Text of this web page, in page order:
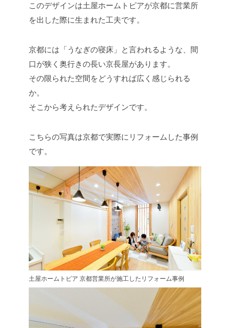
このデザインは土屋ホームトピアが京都に営業所
を出した際に生まれた工夫です。
京都には「うなぎの寝床」と言われるような、間
口が狭く奥行きの長い京長屋があります。
その限られた空間をどうすれば広く感じられる
か。
そこから考えられたデザインです。
こちらの写真は京都で実際にリフォームした事例
です。
土屋ホームトピア 京都営業所が施工したリフォーム事例